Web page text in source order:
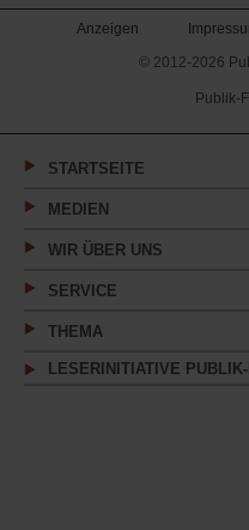
Anzeigen
© 2012-2026
Publik-
STARTSEITE
MEDIEN
WIR ÜBER UNS
SERVICE
THEMA
LESERINITIATIVE